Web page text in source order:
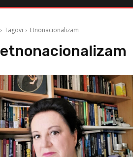
Tagovi Etnonacionalizam
etnonacionalizam